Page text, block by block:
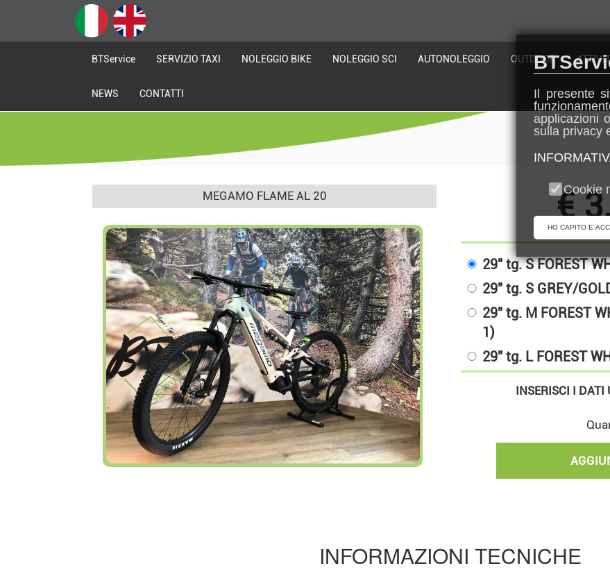
BTService SERVIZIO TAXI NOLEGGIO BIKE NOLEGGIO SCI AUTONOLEGGIO OUTDOOR
NEWS CONTATTI
MEGAMO FLAME AL 20 €
29" tg. S FOREST
29" tg. S GREY/
29" tg. M FOREST
1)
29" tg. L FOREST
INSERISCI I DATI
INFORMAZIONI TECNICHE
Il presente
applicazioni
sulla privacy
Cookie
HO CAPITO E